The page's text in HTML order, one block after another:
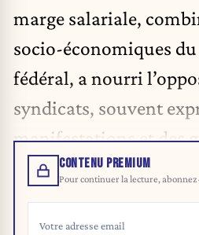
marge salariale,
socio-économiques
fédéral, a nourri
syndicats, souvent
manifestations et des
CONTENU PREMIUM
Pour continuer la lecture,